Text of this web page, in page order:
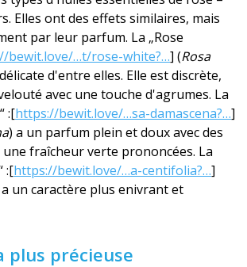
Elles ont des effets similaires, mais
par leur parfum. La „Rose
bewit.love/…t/rose-white?…] (Rosa
d'entre elles. Elle est discrète,
avec une touche d'agrumes. La
:[https://bewit.love/…sa-damascena?…]
) a un parfum plein et doux avec des
fraîcheur verte prononcées. La
:[https://bewit.love/…a-centifolia?…]
un caractère plus enivrant et
plus précieuse